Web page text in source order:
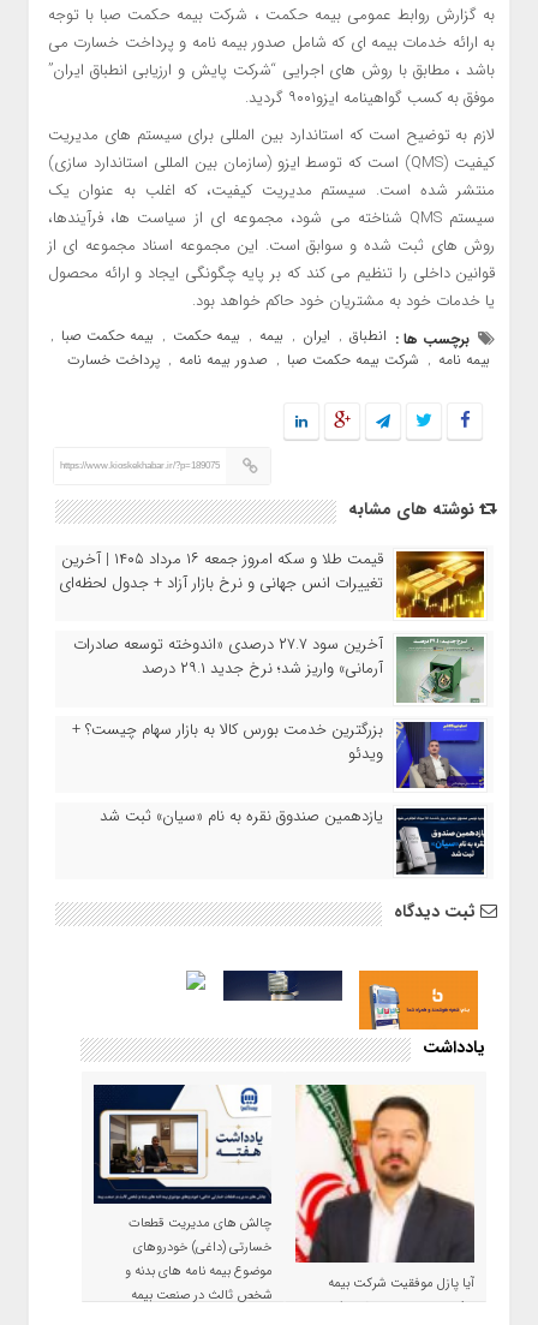
به گزارش روابط عمومی بیمه حکمت ، شرکت بیمه حکمت صبا با توجه
به ارائه خدمات بیمه ای که شامل صدور بیمه نامه و پرداخت خسارت می
باشد ، مطابق با روش های اجرایی “شرکت پایش و ارزیابی انطباق ایران”
موفق به کسب گواهینامه ایزو۹۰۰۱ گردید.
لازم به توضیح است که استاندارد بین المللی برای سیستم های مدیریت
کیفیت (QMS) است که توسط ایزو (سازمان بین المللی استاندارد سازی)
منتشر شده است. سیستم مدیریت کیفیت، که اغلب به عنوان یک
سیستم QMS شناخته می شود، مجموعه ای از سیاست ها، فرآیندها،
روش های ثبت شده و سوابق است. این مجموعه اسناد مجموعه ای از
قوانین داخلی را تنظیم می کند که بر پایه چگونگی ایجاد و ارائه محصول
یا خدمات خود به مشتریان خود حاکم خواهد بود.
برچسب ها : انطباق , ایران , بیمه , بیمه حکمت , بیمه حکمت صبا ,
بیمه نامه , شرکت بیمه حکمت صبا , صدور بیمه نامه , پرداخت خسارت
https://www.kioskekhabar.ir/?p=189075
نوشته های مشابه
قیمت طلا و سکه امروز جمعه ۱۶ مرداد ۱۴۰۵ | آخرین
تغییرات انس جهانی و نرخ بازار آزاد + جدول لحظه‌ای
آخرین سود ۲۷.۷ درصدی «اندوخته توسعه صادرات
آرمانی» واریز شد؛ نرخ جدید ۲۹.۱ درصد
بزرگترین خدمت بورس کالا به بازار سهام چیست؟ +
ویدئو
یازدهمین صندوق نقره به نام «سیان» ثبت شد
ثبت دیدگاه
یادداشت
آیا پازل موفقیت شرکت بیمه
حکمت صبا در سال ۱۴۰۵ کامل می
چالش های مدیریت قطعات
خسارتی (داغی) خودروهای
موضوع بیمه نامه های بدنه و
شخص ثالث در صنعت بیمه